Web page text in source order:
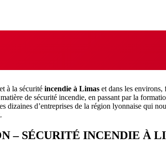
à la sécurité incendie à Limas et dans les
de sécurité incendie, en passant par la
d’entreprises de la région lyonnaise qui
– SÉCURITÉ INCENDIE À